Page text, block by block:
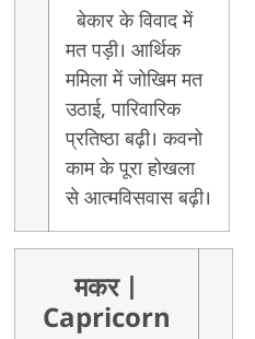
बेकार के विवाद में
मत पड़ी। आर्थिक
ममिला में जोखिम मत
उठाई, पारिवारिक
प्रतिष्ठा बढ़ी। कवनो
काम के पूरा होखला
से आत्मविसवास बढ़ी।
मकर
Capricorn